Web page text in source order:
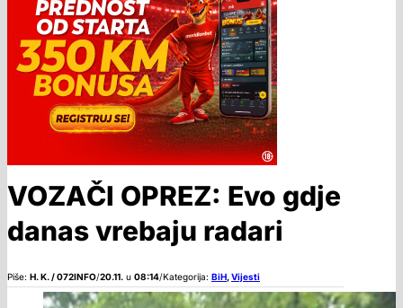
VOZAČI OPREZ: Evo gdje
danas vrebaju radari
Piše: H. K. / 072INFO/20.11. u 08:14/Kategorija: BiH,Vijesti